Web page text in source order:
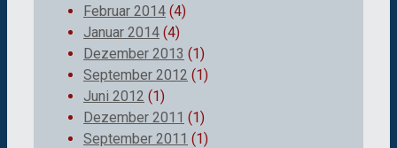
Februar 2014 (4)
Januar 2014 (4)
Dezember 2013 (1)
September 2012 (1)
Juni 2012 (1)
Dezember 2011 (1)
September 2011 (1)